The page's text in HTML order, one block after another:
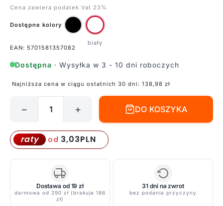
Cena zawiera podatek Vat 23%
Dostępne kolory
EAN: 5701581357082
Dostępna · Wysyłka w 3 - 10 dni roboczych
Najniższa cena w ciągu ostatnich 30 dni: 138,98 zł
złącze
Link
-
system
szynowy
− + DO KOSZYKA
raty od 3,03PLN
Dostawa od 19 zł
darmowa od 290 zł (brakuje 186
zł)
31 dni na zwrot
bez podania przyczyny